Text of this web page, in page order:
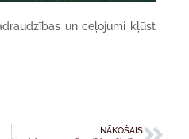
un ceļojumi kļūst
NĀKOŠAIS